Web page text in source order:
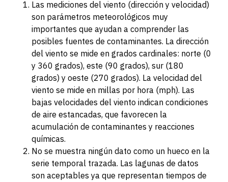
Las mediciones del viento (dirección y velocidad)
son parámetros meteorológicos muy
importantes que ayudan a comprender las
posibles fuentes de contaminantes. La dirección
del viento se mide en grados cardinales: norte (0
y 360 grados), este (90 grados), sur (180
grados) y oeste (270 grados). La velocidad del
viento se mide en millas por hora (mph). Las
bajas velocidades del viento indican condiciones
de aire estancadas, que favorecen la
acumulación de contaminantes y reacciones
químicas.
No se muestra ningún dato como un hueco en la
serie temporal trazada. Las lagunas de datos
son aceptables ya que representan tiempos de